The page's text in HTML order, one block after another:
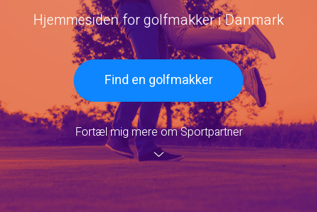
Hjemmesiden for golfmakker i Danmark
Find en golfmakker
Fortæl mig mere om Sportpartner